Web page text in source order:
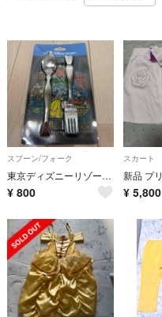
スプーン/フォーク
東京ディズニーリゾート 美女と野獣 スプーン、フォークセット
¥ 800
スカート
¥ 5,800